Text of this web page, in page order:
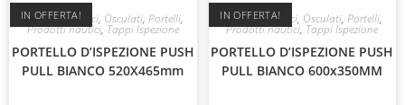
IN OFFERTA!
Accessori nautici, Osculati, Portelli,
Prodotti nautici, Tappi Ispezione
PORTELLO D’ISPEZIONE PUSH
PULL BIANCO 520X465mm
IN OFFERTA!
Accessori nautici, Osculati,Portelli,
Prodotti nautici, Tappi Ispezione
PORTELLO D’ISPEZIONE PUSH
PULL BIANCO 600x350MM